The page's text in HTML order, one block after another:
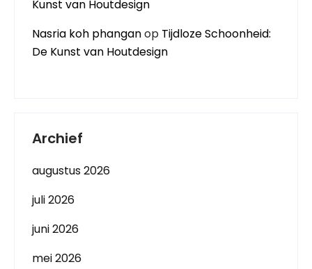
Kunst van Houtdesign
Nasria koh phanganop Tijdloze Schoonheid:
De Kunst van Houtdesign
Archief
augustus 2026
juli 2026
juni 2026
mei 2026